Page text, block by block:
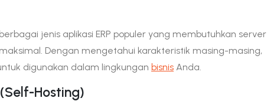
jenis aplikasi ERP populer yang membutuhkan server
Dengan mengetahui karakteristik masing-masing,
digunakan dalam lingkungan bisnis Anda.
(Self-Hosting)